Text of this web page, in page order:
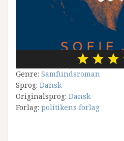
Genre: Samfundsroman
Sprog: Dansk
Originalsprog: Dansk
Forlag: politikens forlag